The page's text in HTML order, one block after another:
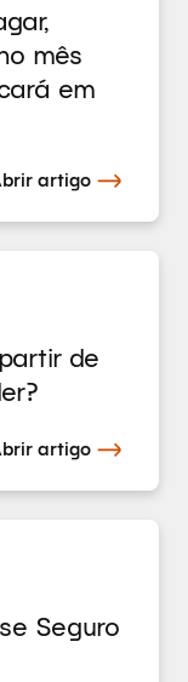
mês
em
artigo
de
artigo
Seguro